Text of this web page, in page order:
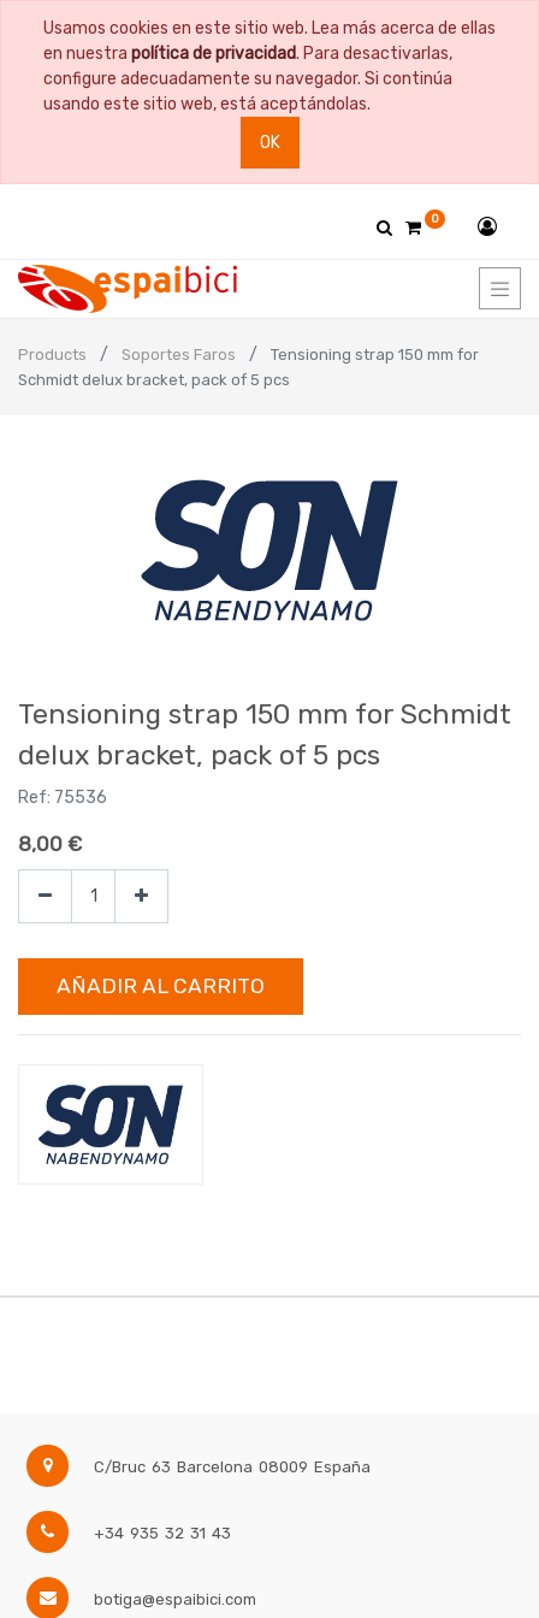
Usamos cookies en este sitio web. Lea más acerca de ellas
en nuestra política de privacidad. Para desactivarlas,
configure adecuadamente su navegador. Si continúa
usando este sitio web, está aceptándolas.
OK
0
Products Soportes Faros
Tensioning strap 150 mm for
Schmidt delux bracket, pack of 5 pcs
Tensioning strap 150 mm for Schmidt
delux bracket, pack of 5 pcs
Ref: 75536
8,00 €
AÑADIR AL CARRITO
C/Bruc 63 Barcelona 08009 España
+34 935 32 31 43
botiga@espaibici.com